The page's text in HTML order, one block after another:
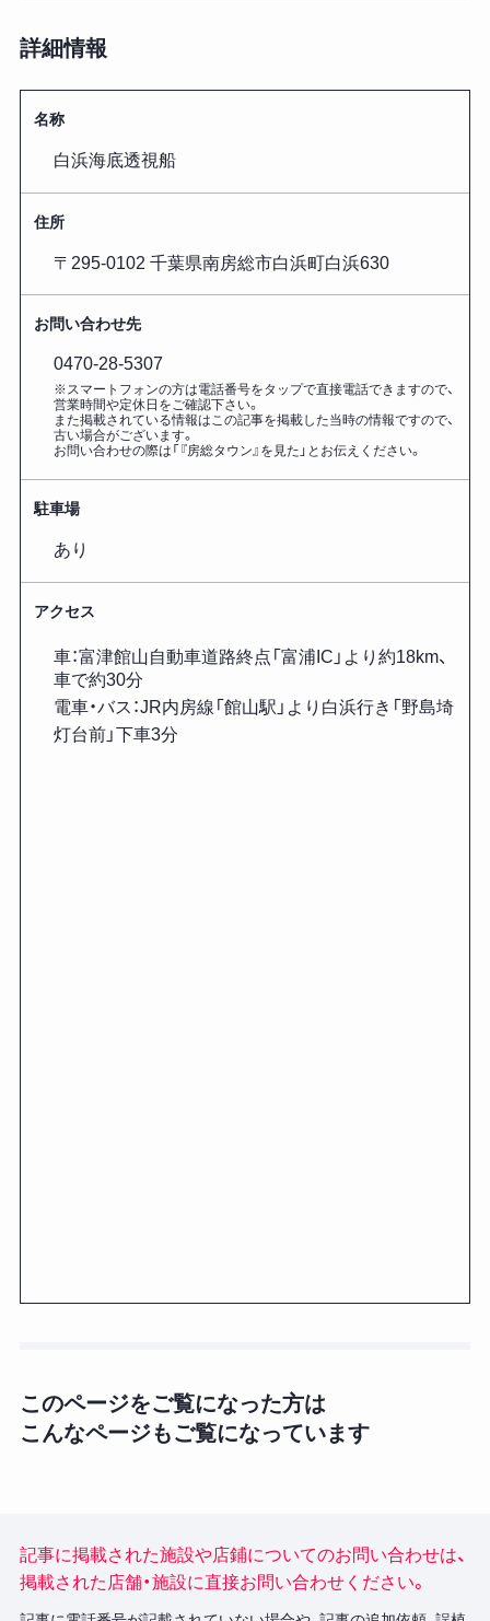
詳細情報
名称
白浜海底透視船
住所
〒295-0102 千葉県南房総市白浜町白浜630
お問い合わせ先
0470-28-5307
※スマートフォンの方は電話番号をタップで直接電話できますので、
営業時間や定休日をご確認下さい。
また掲載されている情報はこの記事を掲載した当時の情報ですので、
古い場合がございます。
お問い合わせの際は「『房総タウン』を見た」とお伝えください。
駐車場
あり
アクセス
車：富津館山自動車道路終点「富浦IC」より約18km、
車で約30分
電車・バス：JR内房線「館山駅」より白浜行き「野島埼
灯台前」下車3分
このページをご覧になった方は
こんなページもご覧になっています
記事に掲載された施設や店鋪についてのお問い合わせは、
掲載された店舗・施設に直接お問い合わせください。